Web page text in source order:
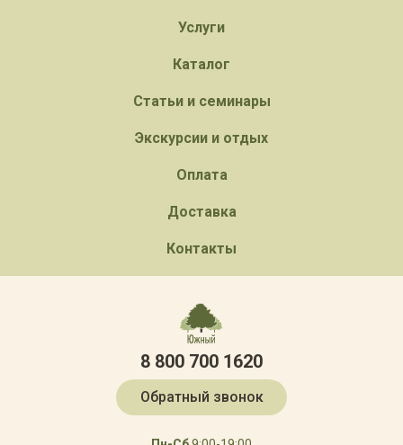
Услуги
Каталог
Статьи и семинары
Экскурсии и отдых
Оплата
Доставка
Контакты
8 800 700 1620
Обратный звонок